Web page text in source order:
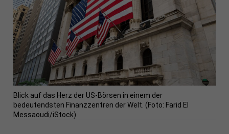
Blick auf das Herz der US-Börsen in einem der
bedeutendsten Finanzzentren der Welt. (Foto: Farid El
Messaoudi/iStock)